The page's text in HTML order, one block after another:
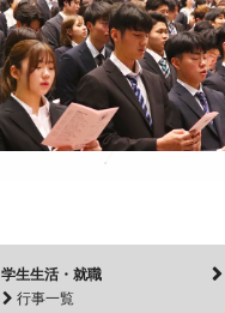
学生生活・就職
行事一覧